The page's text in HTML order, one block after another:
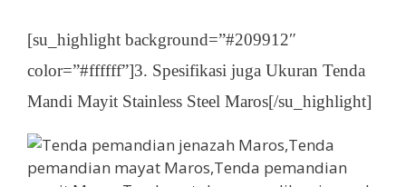
[su_highlight background=”#209912″
color=”#ffffff”]3. Spesifikasi juga Ukuran Tenda
Mandi Mayit Stainless Steel Maros[/su_highlight]